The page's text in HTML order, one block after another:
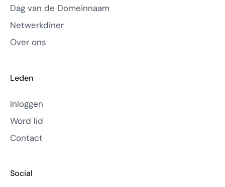
Dag van de Domeinnaam
Netwerkdiner
Over ons
Leden
Inloggen
Word lid
Contact
Social